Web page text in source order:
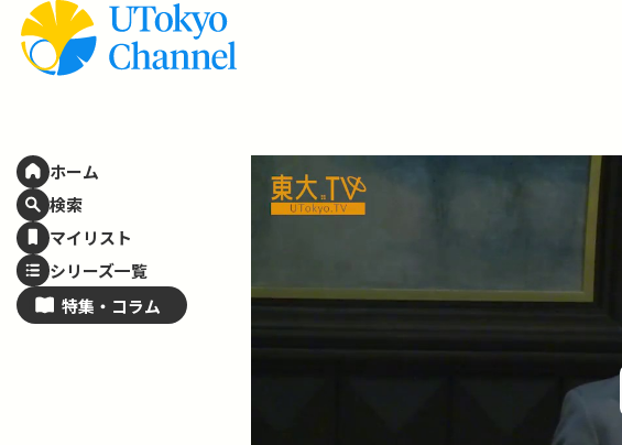
ホーム
検索
マイリスト
シリーズ一覧
特集・ コラム